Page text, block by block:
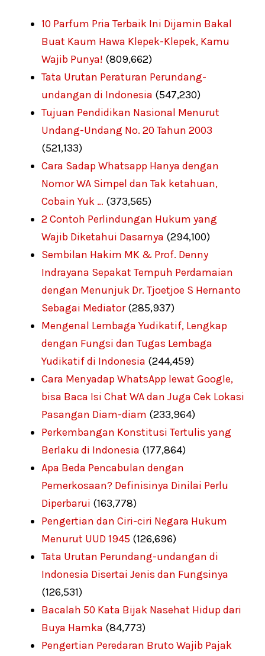
10 Parfum Pria Terbaik Ini Dijamin Bakal
Buat Kaum Hawa Klepek-Klepek, Kamu
Wajib Punya! (809,662)
Tata Urutan Peraturan Perundang-
undangan di Indonesia (547,230)
Tujuan Pendidikan Nasional Menurut
Undang-Undang No. 20 Tahun 2003
(521,133)
Cara Sadap Whatsapp Hanya dengan
Nomor WA Simpel dan Tak ketahuan,
Cobain Yuk … (373,565)
2 Contoh Perlindungan Hukum yang
Wajib Diketahui Dasarnya (294,100)
Sembilan Hakim MK & Prof. Denny
Indrayana Sepakat Tempuh Perdamaian
dengan Menunjuk Dr. Tjoetjoe S Hernanto
Sebagai Mediator (285,937)
Mengenal Lembaga Yudikatif, Lengkap
dengan Fungsi dan Tugas Lembaga
Yudikatif di Indonesia (244,459)
Cara Menyadap WhatsApp lewat Google,
bisa Baca Isi Chat WA dan Juga Cek Lokasi
Pasangan Diam-diam (233,964)
Perkembangan Konstitusi Tertulis yang
Berlaku di Indonesia (177,864)
Apa Beda Pencabulan dengan
Pemerkosaan? Definisinya Dinilai Perlu
Diperbarui (163,778)
Pengertian dan Ciri-ciri Negara Hukum
Menurut UUD 1945 (126,696)
Tata Urutan Perundang-undangan di
Indonesia Disertai Jenis dan Fungsinya
(126,531)
Bacalah 50 Kata Bijak Nasehat Hidup dari
Buya Hamka (84,773)
Pengertian Peredaran Bruto Wajib Pajak